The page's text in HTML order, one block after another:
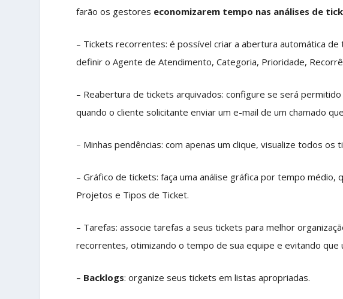
farão os gestores economizarem tempo nas análises de
– Tickets recorrentes: é possível criar a abertura automática
definir o Agente de Atendimento, Categoria, Prioridade,
– Reabertura de tickets arquivados: configure se será
quando o cliente solicitante enviar um e-mail de um chamado
– Minhas pendências: com apenas um clique, visualize todos
– Gráfico de tickets: faça uma análise gráfica por tempo
Projetos e Tipos de Ticket.
– Tarefas: associe tarefas a seus tickets para melhor
recorrentes, otimizando o tempo de sua equipe e evitando que
– Backlogs: organize seus tickets em listas apropriadas.